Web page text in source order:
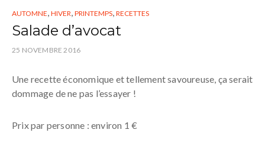
AUTOMNE, HIVER, PRINTEMPS, RECETTES
Salade d’avocat
25 NOVEMBRE 2016
Une recette économique et tellement savoureuse, ça serait
dommage de ne pas l’essayer !
Prix par personne : environ 1 €